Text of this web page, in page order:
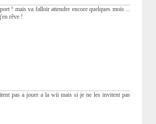
! mais va falloir attendre encore quelques mois ...
rêve !
pas a jouer a la wii mais si je ne les invitent pas